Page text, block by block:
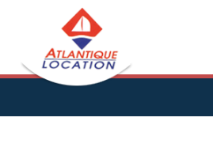
Aller au contenu principal